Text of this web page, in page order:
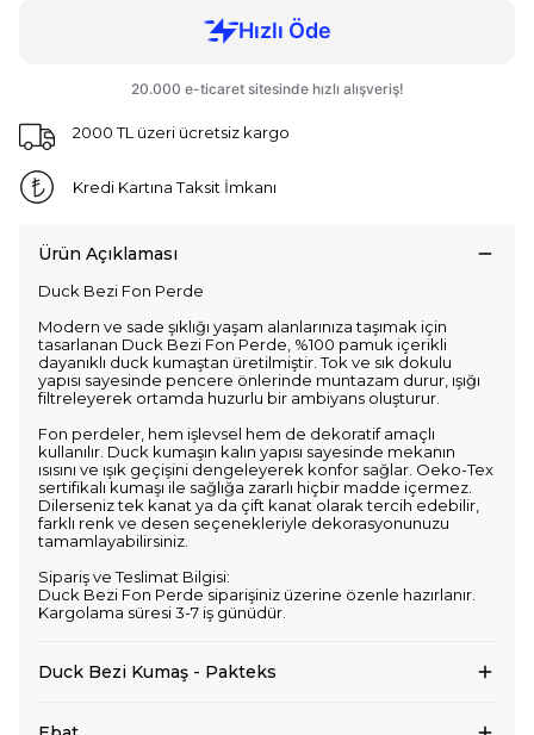
2000 TL üzeri ücretsiz kargo
Kredi Kartına Taksit İmkanı
Ürün Açıklaması
Duck Bezi Fon Perde
Modern ve sade şıklığı yaşam alanlarınıza taşımak için
tasarlanan Duck Bezi Fon Perde, %100 pamuk içerikli
dayanıklı duck kumaştan üretilmiştir. Tok ve sık dokulu
yapısı sayesinde pencere önlerinde muntazam durur, ışığı
filtreleyerek ortamda huzurlu bir ambiyans oluşturur.
Fon perdeler, hem işlevsel hem de dekoratif amaçlı
kullanılır. Duck kumaşın kalın yapısı sayesinde mekanın
ısısını ve ışık geçişini dengeleyerek konfor sağlar. Oeko-Tex
sertifikalı kumaşı ile sağlığa zararlı hiçbir madde içermez.
Dilerseniz tek kanat ya da çift kanat olarak tercih edebilir,
farklı renk ve desen seçenekleriyle dekorasyonunuzu
tamamlayabilirsiniz.
Sipariş ve Teslimat Bilgisi:
Duck Bezi Fon Perde siparişiniz üzerine özenle hazırlanır.
Kargolama süresi 3-7 iş günüdür.
Duck Bezi Kumaş - Pakteks